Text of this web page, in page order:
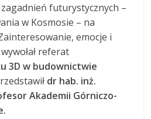
futurystycznych –
w Kosmosie – na
emocje i
referat
3D w budownictwie
dr hab. inż.
Akademii Górniczo-